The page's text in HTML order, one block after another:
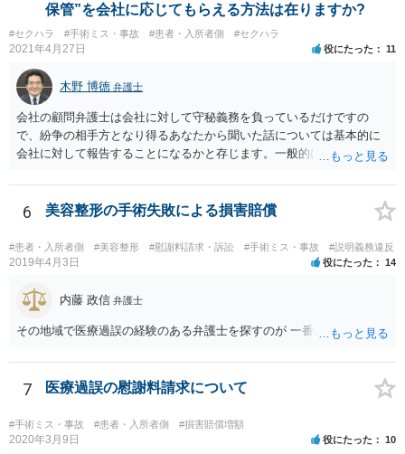
保管”を会社に応じてもらえる方法は在りますか?
#セクハラ #手術ミス・事故 #患者・入所者側 #セクハラ
2021年4月27日 役にたった 11
木野 博徳 弁護士
会社の顧問弁護士は会社に対して守秘義務を負っているだけですの
で、紛争の相手方となり得るあなたから聞いた話については基本的に
会社に対して報告することになるかと存じます。一般的に弁護士かぎ
ってはあるかもしれませんが、相手方に誤解を与える可能性があり、
利益相反の問題が生じうるのでそういった要請は拒絶する場合が大半
でしょうし、とりわけ今回の状況において弁護士かぎりの話にしてほ
しいという要望を受け容れる弁護士はほとんどいないと思います。 会
社内の部署に相談した場合についても通常は会社内で情報共有が図ら
に相談した上で、事案の見通し等を示してもらい、訴訟するかどうか
を早急に決断された方が良いかと存じます。訴訟提起を選択される場
合は、通常、会社が隠蔽のため過去の記録を廃棄すること等を防ぐた
とも一般論としては会社が隠蔽工作を行う可能性があるため、慎重な
6 美容整形の手術失敗による損害賠償
#患者・入所者側 #美容整形 #慰謝料請求・訴訟 #手術ミス・事故 #説明義務違反
2019年4月3日 役にたった 14
内藤 政信 弁護士
その地域で医療過誤の経験のある弁護士を探すのが 一番近道だね。
7 医療過誤の慰謝料請求について
#手術ミス・事故 #患者・入所者側 #損害賠償増額
2020年3月9日 役にたった 10